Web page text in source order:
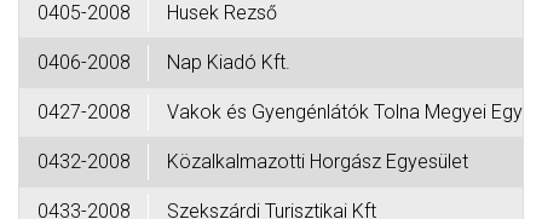
0405-2008 Husek Rezső
0406-2008 Nap Kiadó Kft.
0427-2008 Vakok és Gyengénlátók Tolna Megyei Egye-
0432-2008 Közalkalmazotti Horgász Egyesület
0433-2008 Szekszárdi Turisztikai Kft